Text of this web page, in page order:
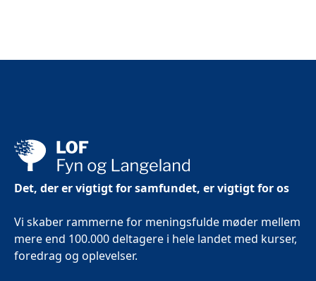
Det, der er vigtigt for samfundet, er vigtigt for os
Vi skaber rammerne for meningsfulde møder mellem
mere end 100.000 deltagere i hele landet med kurser,
foredrag og oplevelser.